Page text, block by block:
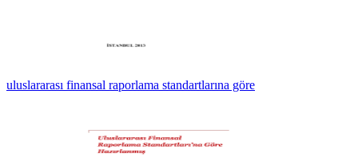
uluslararası finansal raporlama standartlarına göre